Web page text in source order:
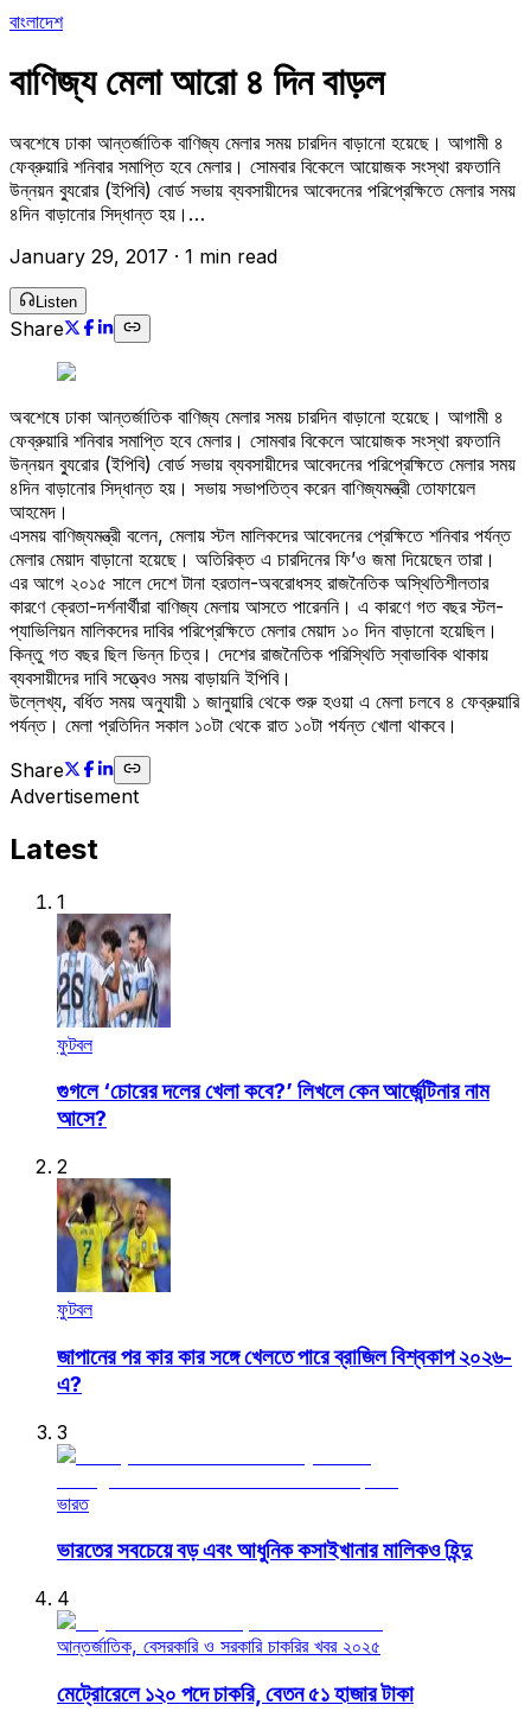
বাংলাদেশ
বাণিজ্য মেলা আরো ৪ দিন বাড়ল
অবশেষে ঢাকা আন্তর্জাতিক বাণিজ্য মেলার সময় চারদিন বাড়ানো হয়েছে। আগামী ৪
ফেব্রুয়ারি শনিবার সমাপ্তি হবে মেলার। সোমবার বিকেলে আয়োজক সংস্থা রফতানি
উন্নয়ন ব্যুরোর (ইপিবি) বোর্ড সভায় ব্যবসায়ীদের আবেদনের পরিপ্রেক্ষিতে মেলার সময়
৪দিন বাড়ানোর সিদ্ধান্ত হয়।…
January 29, 2017 · 1 min read
Listen
Share
অবশেষে ঢাকা আন্তর্জাতিক বাণিজ্য মেলার সময় চারদিন বাড়ানো হয়েছে। আগামী ৪
ফেব্রুয়ারি শনিবার সমাপ্তি হবে মেলার। সোমবার বিকেলে আয়োজক সংস্থা রফতানি
উন্নয়ন ব্যুরোর (ইপিবি) বোর্ড সভায় ব্যবসায়ীদের আবেদনের পরিপ্রেক্ষিতে মেলার সময়
৪দিন বাড়ানোর সিদ্ধান্ত হয়। সভায় সভাপতিত্ব করেন বাণিজ্যমন্ত্রী তোফায়েল
আহমেদ।
এসময় বাণিজ্যমন্ত্রী বলেন, মেলায় স্টল মালিকদের আবেদনের প্রেক্ষিতে শনিবার পর্যন্ত
মেলার মেয়াদ বাড়ানো হয়েছে। অতিরিক্ত এ চারদিনের ফি’ও জমা দিয়েছেন তারা।
এর আগে ২০১৫ সালে দেশে টানা হরতাল-অবরোধসহ রাজনৈতিক অস্থিতিশীলতার
কারণে ক্রেতা-দর্শনার্থীরা বাণিজ্য মেলায় আসতে পারেননি। এ কারণে গত বছর স্টল-
প্যাভিলিয়ন মালিকদের দাবির পরিপ্রেক্ষিতে মেলার মেয়াদ ১০ দিন বাড়ানো হয়েছিল।
কিন্তু গত বছর ছিল ভিন্ন চিত্র। দেশের রাজনৈতিক পরিস্থিতি স্বাভাবিক থাকায়
ব্যবসায়ীদের দাবি সত্ত্বেও সময় বাড়ায়নি ইপিবি।
উল্লেখ্য, বর্ধিত সময় অনুযায়ী ১ জানুয়ারি থেকে শুরু হওয়া এ মেলা চলবে ৪ ফেব্রুয়ারি
পর্যন্ত। মেলা প্রতিদিন সকাল ১০টা থেকে রাত ১০টা পর্যন্ত খোলা থাকবে।
Share
Advertisement
Latest
1
ফুটবল
গুগলে ‘চোরের দলের খেলা কবে?’ লিখলে কেন আর্জেন্টিনার নাম
আসে?
2
ফুটবল
জাপানের পর কার কার সঙ্গে খেলতে পারে ব্রাজিল বিশ্বকাপ ২০২৬-
এ?
3
ভারত
ভারতের সবচেয়ে বড় এবং আধুনিক কসাইখানার মালিকও হিন্দু
4
আন্তর্জাতিক, বেসরকারি ও সরকারি চাকরির খবর ২০২৫
মেট্রোরেলে ১২০ পদে চাকরি, বেতন ৫১ হাজার টাকা